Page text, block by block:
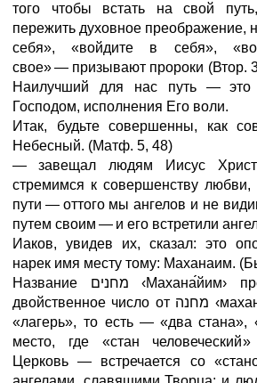
того чтобы встать на свой
пережить духовное преображение,
себя», «войдите в себя»,
свое» — призывают пророки (Втор.
Наилучший для нас путь
—
Господом, исполнения Его воли.
Итак, будьте совершенны, как
Небесный. (Матф. 5, 48)
—
завещал людям Иисус
стремимся к совершенству
пути — оттого мы ангелов и не
путем своим — и его встретили
Иаков, увидев их, сказал: это
нарек имя месту тому: Маханаим.
‹Маханайим›
«лагерь», то есть — «два стана»,
место, где «стан человеческий»
Церковь —
встречается со